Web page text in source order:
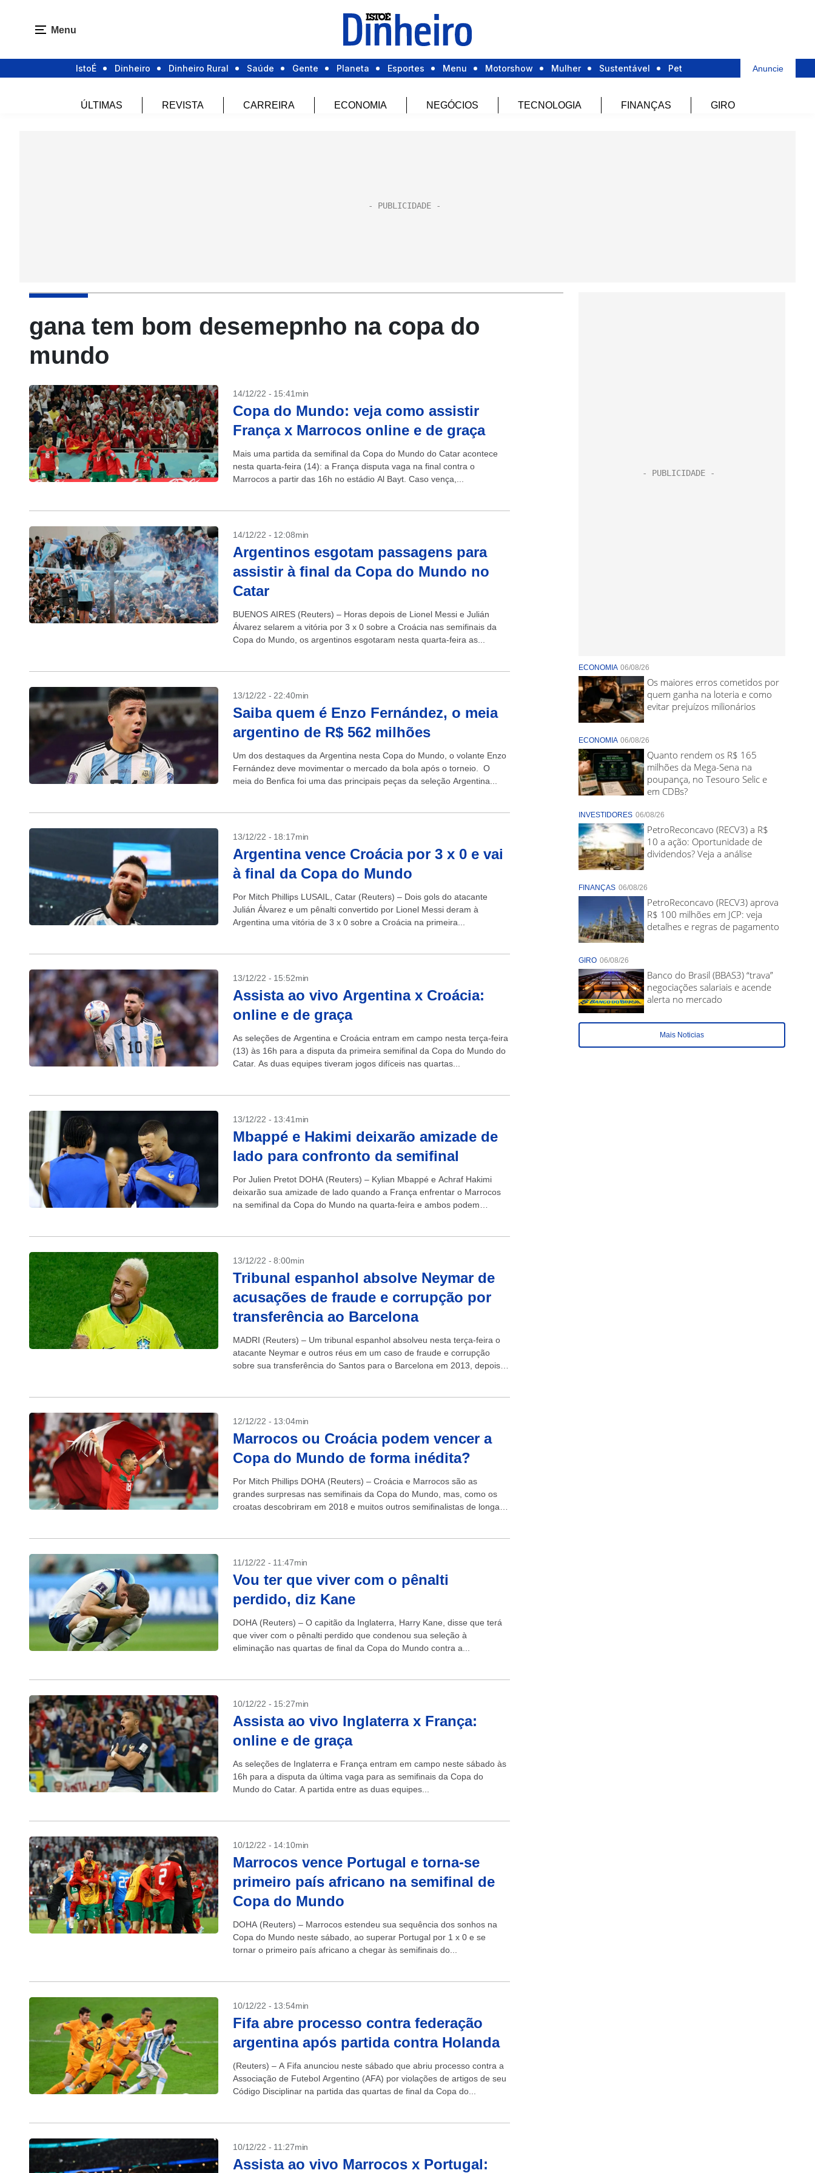
Menu
IstoÉ Dinheiro Dinheiro Rural Saúde Gente Planeta Esportes Menu Motorshow Mulher Sustentável Pet Anuncie
ÚLTIMAS REVISTA CARREIRA ECONOMIA NEGÓCIOS TECNOLOGIA FINANÇAS GIRO
gana tem bom desemepnho na copa do
mundo
14/12/22 - 15:41min
Copa do Mundo: veja como assistir
França x Marrocos online e de graça
Mais uma partida da semifinal da Copa do Mundo do Catar acontece
nesta quarta-feira (14): a França disputa vaga na final contra o
Marrocos a partir das 16h no estádio Al Bayt. Caso vença,...
14/12/22 - 12:08min
Argentinos esgotam passagens para
assistir à final da Copa do Mundo no
Catar
BUENOS AIRES (Reuters) – Horas depois de Lionel Messi e Julián
Álvarez selarem a vitória por 3 x 0 sobre a Croácia nas semifinais da
Copa do Mundo, os argentinos esgotaram nesta quarta-feira as...
13/12/22 - 22:40min
Saiba quem é Enzo Fernández, o meia
argentino de R$ 562 milhões
Um dos destaques da Argentina nesta Copa do Mundo, o volante Enzo
Fernández deve movimentar o mercado da bola após o torneio. O
meia do Benfica foi uma das principais peças da seleção Argentina...
13/12/22 - 18:17min
Argentina vence Croácia por 3 x 0 e vai
à final da Copa do Mundo
Por Mitch Phillips LUSAIL, Catar (Reuters) – Dois gols do atacante
Julián Álvarez e um pênalti convertido por Lionel Messi deram à
Argentina uma vitória de 3 x 0 sobre a Croácia na primeira...
13/12/22 - 15:52min
Assista ao vivo Argentina x Croácia:
online e de graça
As seleções de Argentina e Croácia entram em campo nesta terça-feira
(13) às 16h para a disputa da primeira semifinal da Copa do Mundo do
Catar. As duas equipes tiveram jogos difíceis nas quartas...
13/12/22 - 13:41min
Mbappé e Hakimi deixarão amizade de
lado para confronto da semifinal
Por Julien Pretot DOHA (Reuters) – Kylian Mbappé e Achraf Hakimi
deixarão sua amizade de lado quando a França enfrentar o Marrocos
na semifinal da Copa do Mundo na quarta-feira e ambos podem
13/12/22 - 8:00min
Tribunal espanhol absolve Neymar de
acusações de fraude e corrupção por
transferência ao Barcelona
MADRI (Reuters) – Um tribunal espanhol absolveu nesta terça-feira o
atacante Neymar e outros réus em um caso de fraude e corrupção
sobre sua transferência do Santos para o Barcelona em 2013, depois
12/12/22 - 13:04min
Marrocos ou Croácia podem vencer a
Copa do Mundo de forma inédita?
Por Mitch Phillips DOHA (Reuters) – Croácia e Marrocos são as
grandes surpresas nas semifinais da Copa do Mundo, mas, como os
croatas descobriram em 2018 e muitos outros semifinalistas de longa
11/12/22 - 11:47min
Vou ter que viver com o pênalti
perdido, diz Kane
DOHA (Reuters) – O capitão da Inglaterra, Harry Kane, disse que terá
que viver com o pênalti perdido que condenou sua seleção à
eliminação nas quartas de final da Copa do Mundo contra a...
10/12/22 - 15:27min
Assista ao vivo Inglaterra x França:
online e de graça
As seleções de Inglaterra e França entram em campo neste sábado às
16h para a disputa da última vaga para as semifinais da Copa do
Mundo do Catar. A partida entre as duas equipes...
10/12/22 - 14:10min
Marrocos vence Portugal e torna-se
primeiro país africano na semifinal de
Copa do Mundo
DOHA (Reuters) – Marrocos estendeu sua sequência dos sonhos na
Copa do Mundo neste sábado, ao superar Portugal por 1 x 0 e se
tornar o primeiro país africano a chegar às semifinais do...
10/12/22 - 13:54min
Fifa abre processo contra federação
argentina após partida contra Holanda
(Reuters) – A Fifa anunciou neste sábado que abriu processo contra a
Associação de Futebol Argentino (AFA) por violações de artigos de seu
Código Disciplinar na partida das quartas de final da Copa do...
10/12/22 - 11:27min
Assista ao vivo Marrocos x Portugal:
ECONOMIA 06/08/26
Os maiores erros cometidos por
quem ganha na loteria e como
evitar prejuízos milionários
ECONOMIA 06/08/26
Quanto rendem os R$ 165
milhões da Mega-Sena na
poupança, no Tesouro Selic e
em CDBs?
INVESTIDORES 06/08/26
PetroReconcavo (RECV3) a R$
10 a ação: Oportunidade de
dividendos? Veja a análise
FINANÇAS 06/08/26
PetroReconcavo (RECV3) aprova
R$ 100 milhões em JCP: veja
detalhes e regras de pagamento
GIRO 06/08/26
Banco do Brasil (BBAS3) “trava”
negociações salariais e acende
alerta no mercado
Mais Noticias